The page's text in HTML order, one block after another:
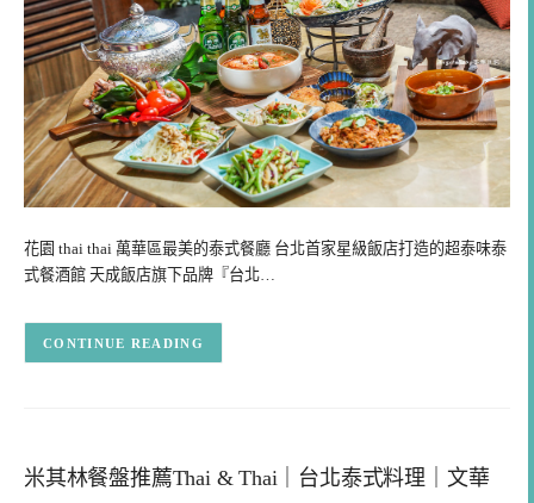
花園 thai thai 萬華區最美的泰式餐廳 台北首家星級飯店打造的超泰味泰
式餐酒館 天成飯店旗下品牌『台北…
CONTINUE READING
米其林餐盤推薦Thai & Thai｜台北泰式料理｜文華